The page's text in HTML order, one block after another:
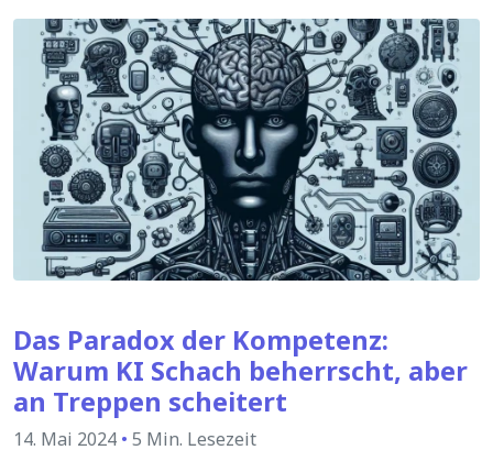
Das Paradox der Kompetenz:
Warum KI Schach beherrscht, aber
an Treppen scheitert
14. Mai 2024 • 5 Min. Lesezeit